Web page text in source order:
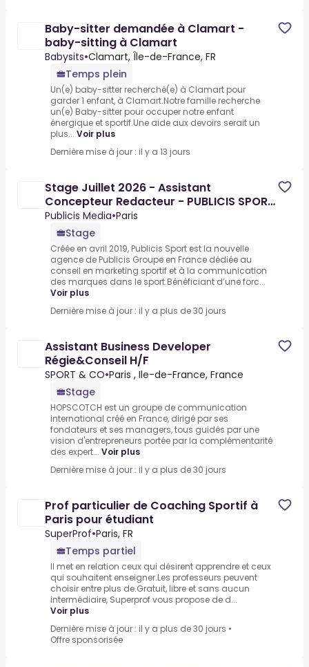
Baby-sitter demandée à Clamart -
baby-sitting à Clamart
Babysits•Clamart, Île-de-France, FR
Temps plein
Un(e) baby-sitter recherché(e) à Clamart pour
garder 1 enfant, à Clamart.Notre famille recherche
un(e) Baby-sitter pour occuper notre enfant
énergique et sportif.Une aide aux devoirs serait un
plus... Voir plus
Dernière mise à jour : il y a 13 jours
Stage Juillet 2026 - Assistant
Concepteur Redacteur - PUBLICIS SPORT
- H/F
Publicis Media•Paris
Stage
Créée en avril 2019, Publicis Sport est la nouvelle
agence de Publicis Groupe en France dédiée au
conseil en marketing sportif et à la communication
des marques dans le sport.Bénéficiant d’une forc...
Voir plus
Dernière mise à jour : il y a plus de 30 jours
Assistant Business Developer
Régie&Conseil H/F
SPORT & CO•Paris , Ile-de-France, France
Stage
HOPSCOTCH est un groupe de communication
international créé en France, dirigé par ses
fondateurs et ses managers, tous guidés par une
vision d'entrepreneurs portée par la complémentarité
des expert... Voir plus
Dernière mise à jour : il y a plus de 30 jours
Prof particulier de Coaching Sportif à
Paris pour étudiant
SuperProf•Paris, FR
Temps partiel
Il met en relation ceux qui désirent apprendre et ceux
qui souhaitent enseigner.Les professeurs peuvent
choisir entre plus de.Gratuit, libre et sans aucun
intermédiaire, Superprof vous propose de d...
Voir plus
Dernière mise à jour : il y a plus de 30 jours •
Offre sponsorisée